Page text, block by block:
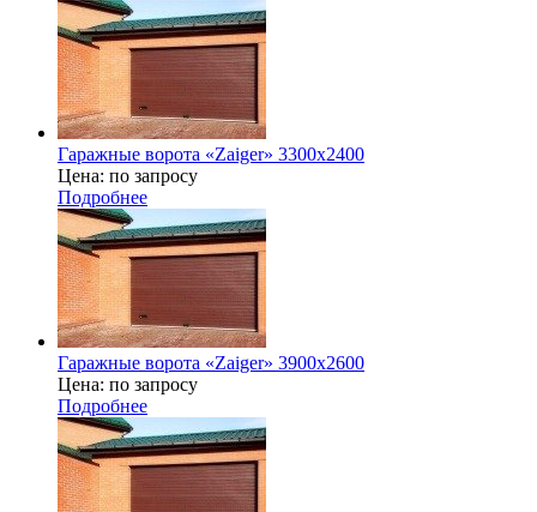
Гаражные ворота «Zaiger» 3300х2400
Цена: по запросу
Подробнее
Гаражные ворота «Zaiger» 3900x2600
Цена: по запросу
Подробнее